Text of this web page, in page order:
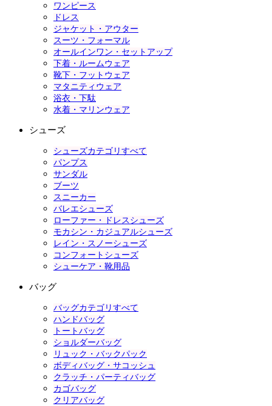
ワンピース
ドレス
ジャケット・アウター
スーツ・フォーマル
オールインワン・セットアップ
下着・ルームウェア
靴下・フットウェア
マタニティウェア
浴衣・下駄
水着・マリンウェア
シューズ
シューズカテゴリすべて
パンプス
サンダル
ブーツ
スニーカー
バレエシューズ
ローファー・ドレスシューズ
モカシン・カジュアルシューズ
レイン・スノーシューズ
コンフォートシューズ
シューケア・靴用品
バッグ
バッグカテゴリすべて
ハンドバッグ
トートバッグ
ショルダーバッグ
リュック・バックパック
ボディバッグ・サコッシュ
クラッチ・パーティバッグ
カゴバッグ
クリアバッグ